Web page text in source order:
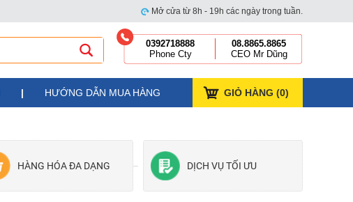
Mở cửa từ 8h - 19h các ngày trong tuần.
0392718888
Phone Cty
08.8865.8865
CEO Mr Dũng
| HƯỚNG DẪN MUA HÀNG GIỎ HÀNG (0)
HÀNG HÓA ĐA DẠNG DỊCH VỤ TỐI ƯU